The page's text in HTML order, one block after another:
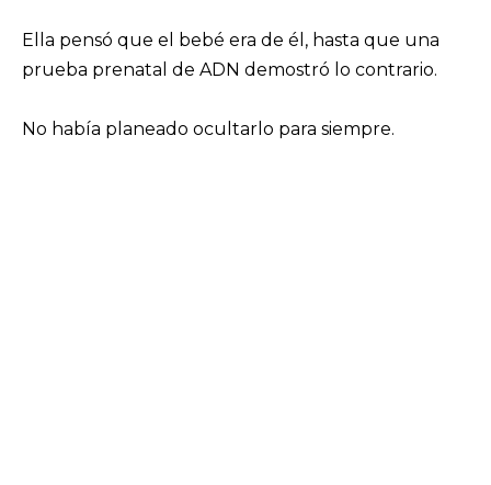
Ella pensó que el bebé era de él, hasta que una
prueba prenatal de ADN demostró lo contrario.
No había planeado ocultarlo para siempre.